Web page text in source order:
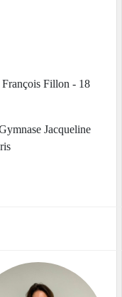
François Fillon - 18
Jacqueline